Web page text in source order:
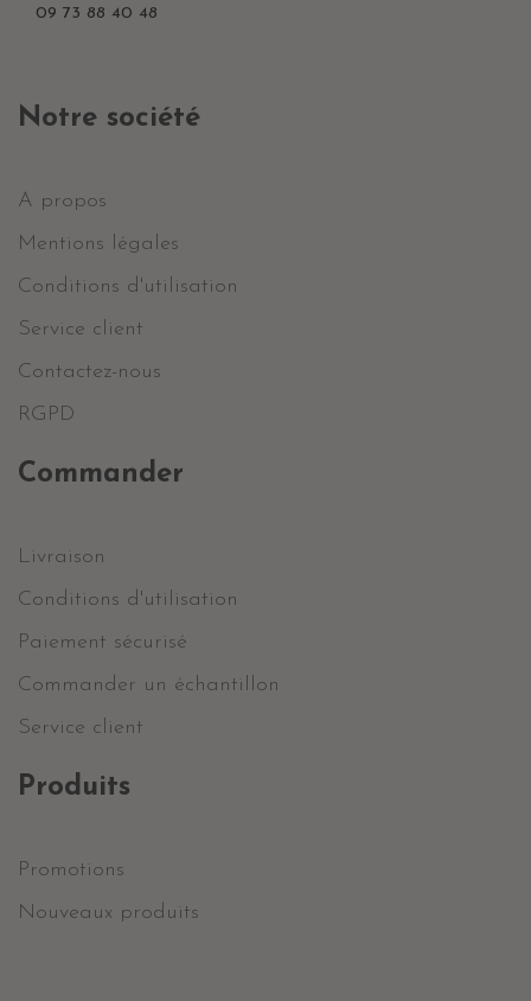
09 73 88 40 48
Notre société
A propos
Mentions légales
Conditions d'utilisation
Service client
Contactez-nous
RGPD
Commander
Livraison
Conditions d'utilisation
Paiement sécurisé
Commander un échantillon
Service client
Produits
Promotions
Nouveaux produits